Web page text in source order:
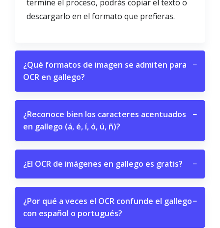
termine el proceso, podrás copiar el texto o
descargarlo en el formato que prefieras.
¿Qué formatos de imagen se admiten para
OCR en gallego?
−
¿Reconoce bien los caracteres acentuados
en gallego (á, é, í, ó, ú, ñ)?
−
¿El OCR de imágenes en gallego es gratis? −
¿Por qué a veces el OCR confunde el gallego
con español o portugués?
−